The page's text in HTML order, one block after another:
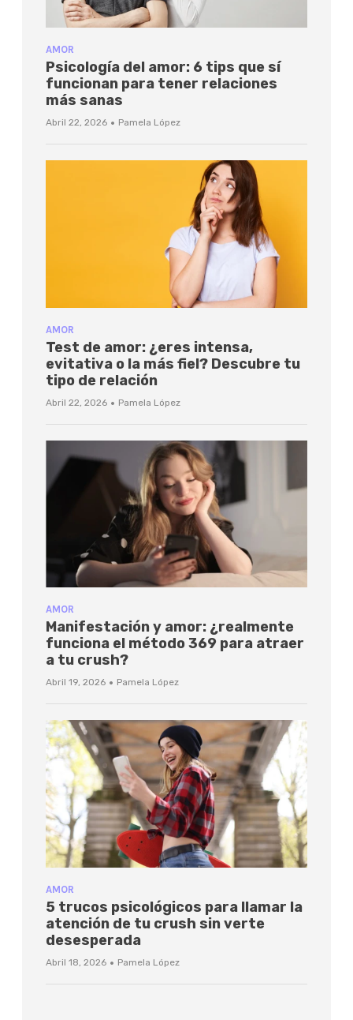
AMOR
Psicología del amor: 6 tips que sí
funcionan para tener relaciones
más sanas
Abril 22, 2026 · Pamela López
AMOR
Test de amor: ¿eres intensa,
evitativa o la más fiel? Descubre tu
tipo de relación
Abril 22, 2026 · Pamela López
AMOR
Manifestación y amor: ¿realmente
funciona el método 369 para atraer
a tu crush?
Abril 19, 2026 · Pamela López
AMOR
5 trucos psicológicos para llamar la
atención de tu crush sin verte
desesperada
Abril 18, 2026 · Pamela López